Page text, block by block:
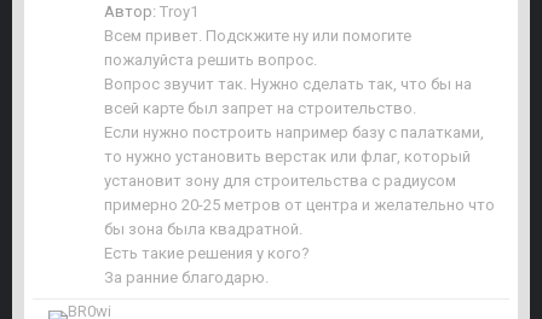
Автор: Troy1
Всем привет. Подскжите ну или помогите
пожалуйста решить вопрос.
Вопрос звучит так. Нужно сделать так, что бы на
всей карте был запрет на строительство.
Если нужно построить например базу с палатками,
то нужно установить верстак или флаг, который
установит зону для строительства с радиусом
примерно 20-25 метров от центра и желательно что
бы зона была квадратной.
Есть такие решения у кого?
За ранние благодарю.